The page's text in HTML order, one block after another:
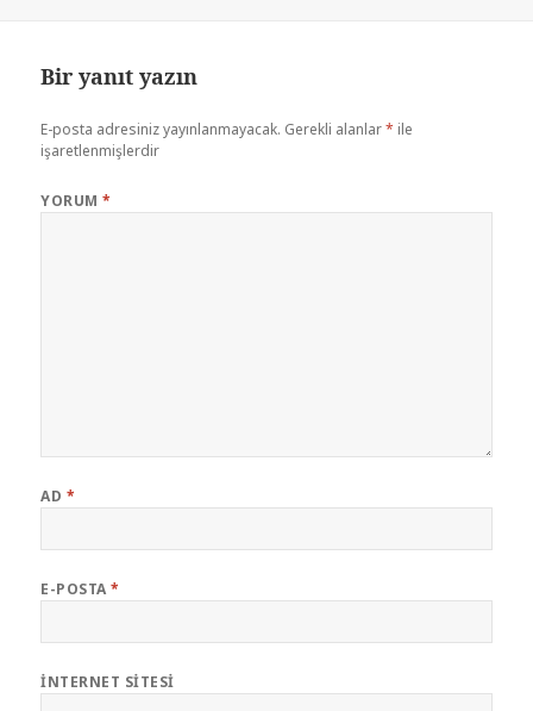
Bir yanıt yazın
E-posta adresiniz yayınlanmayacak. Gerekli alanlar* ile
işaretlenmişlerdir
YORUM*
AD *
E-POSTA*
İNTERNET SITESI